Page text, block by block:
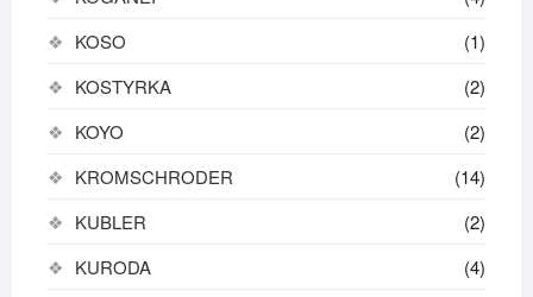
KOSO
(1)
KOSTYRKA
(2)
KOYO
(2)
KROMSCHRODER
(14)
KUBLER
(2)
KURODA
(4)